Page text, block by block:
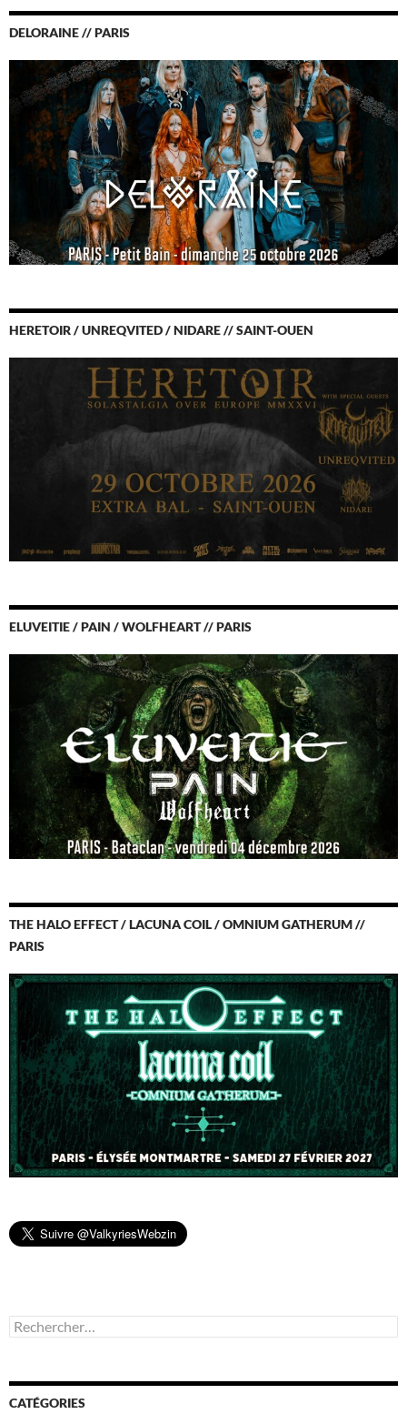
DELORAINE // PARIS
HERETOIR / UNREQVITED / NIDARE // SAINT-OUEN
ELUVEITIE / PAIN / WOLFHEART // PARIS
THE HALO EFFECT / LACUNA COIL / OMNIUM GATHERUM //
PARIS
Rechercher :
CATÉGORIES